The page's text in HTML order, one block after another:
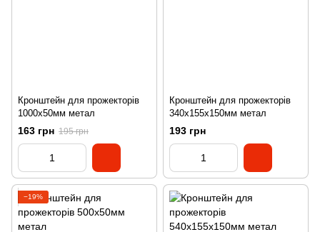
Кронштейн для прожекторів
1000х50мм метал
163 грн 195 грн
Кронштейн для прожекторів
340х155х150мм метал
193 грн
−19%